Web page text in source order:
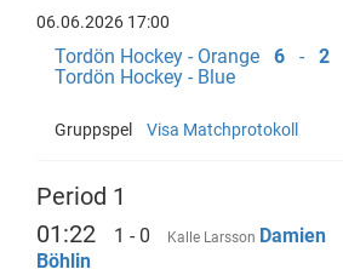
06.06.2026 17:00
Tordön Hockey - Orange 6 - 2
Tordön Hockey - Blue
Gruppspel Visa Matchprotokoll
Period 1
01:22
1 - 0 Kalle Larsson Damien
Böhlin